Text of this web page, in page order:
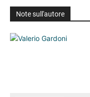
Note sull'autore